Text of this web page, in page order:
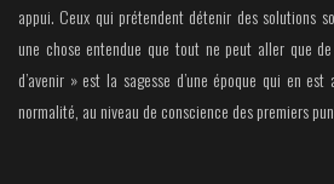
appui. Ceux qui prétendent détenir des solutions
une chose entendue que tout ne peut aller que
d’avenir » est la sagesse d’une époque qui en est
normalité, au niveau de conscience des premiers